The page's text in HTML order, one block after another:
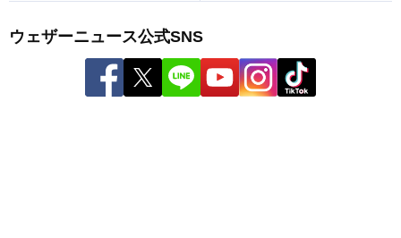
ウェザーニュース公式SNS